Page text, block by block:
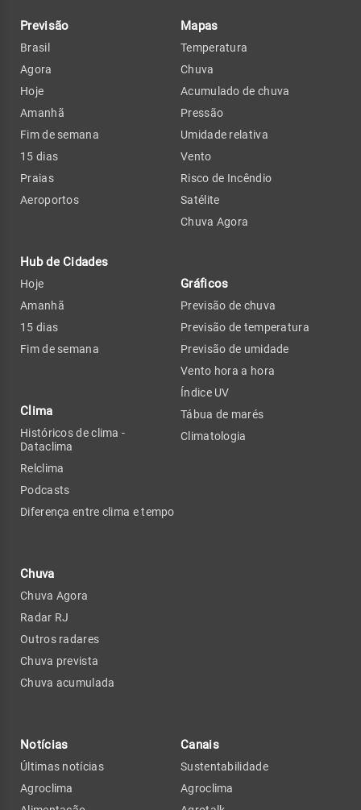
Previsão
Brasil
Agora
Hoje
Amanhã
Fim de semana
15 dias
Praias
Aeroportos
Hub de Cidades
Hoje
Amanhã
15 dias
Fim de semana
Clima
Históricos de clima -
Dataclima
Relclima
Podcasts
Diferença entre clima e tempo
Chuva
Chuva Agora
Radar RJ
Outros radares
Chuva prevista
Chuva acumulada
Mapas
Temperatura
Chuva
Acumulado de chuva
Pressão
Umidade relativa
Vento
Risco de Incêndio
Satélite
Chuva Agora
Gráficos
Previsão de chuva
Previsão de temperatura
Previsão de umidade
Vento hora a hora
Índice UV
Tábua de marés
Climatologia
Notícias
Últimas notícias
Agroclima
Canais
Sustentabilidade
Agroclima